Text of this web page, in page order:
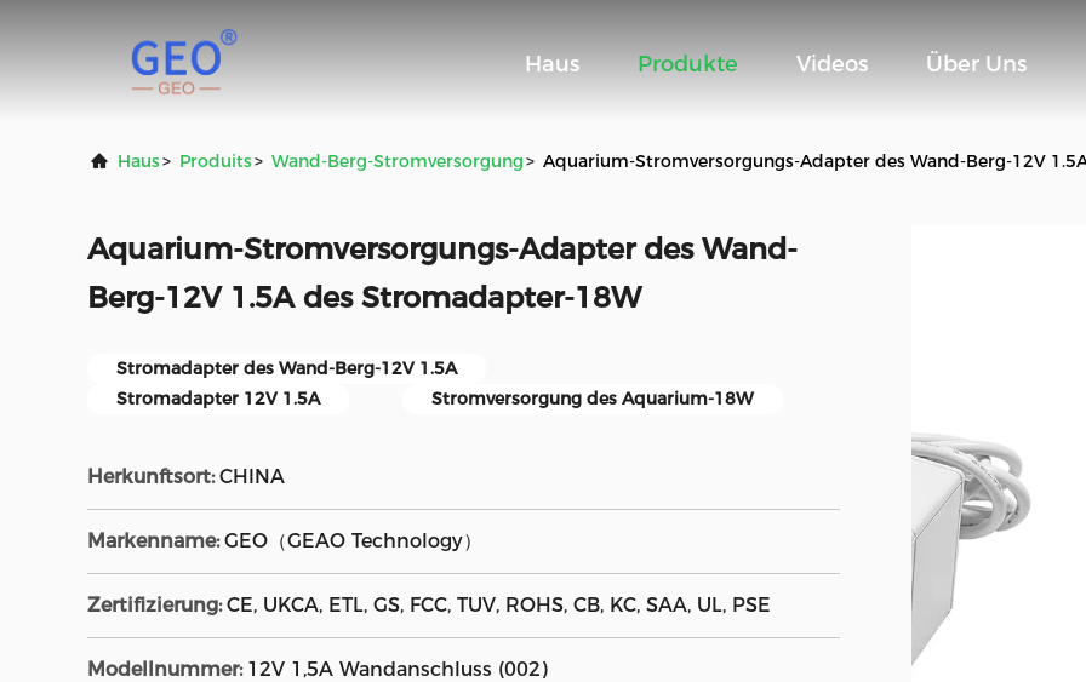
Haus Produkte Videos Über Uns
Haus> Produits> Wand-Berg-Stromversorgung> Aquarium-Stromversorgungs-Adapter des Wand-Berg-12V
Aquarium-Stromversorgungs-Adapter des Wand-
Berg-12V 1.5A des Stromadapter-18W
Stromadapter des Wand-Berg-12V 1.5A
Stromadapter 12V 1.5A
Stromversorgung des Aquarium-18W
Herkunftsort: CHINA
Markenname: GEO（GEAO Technology）
Zertifizierung: CE, UKCA, ETL, GS, FCC, TUV, ROHS, CB, KC, SAA, UL, PSE
Modellnummer: 12V 1,5A Wandanschluss (002)